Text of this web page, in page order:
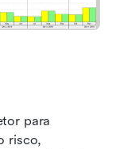
para
risco,